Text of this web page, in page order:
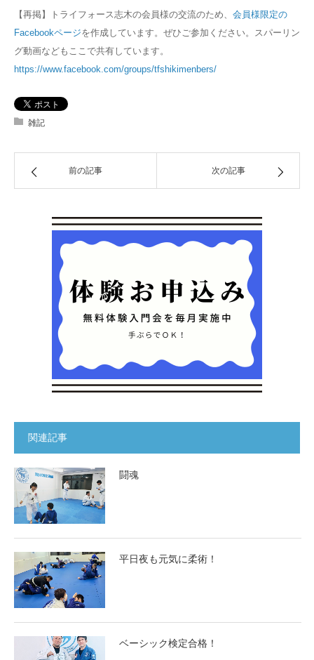
【再掲】トライフォース志木の会員様の交流のため、 会員様限定の
Facebookページを作成しています。ぜひご参加ください。スパーリン
グ動画などもここで共有しています。
https://www.facebook.com/groups/tfshikimenbers/
雑記
前の記事 次の記事
関連記事
闘魂
平日夜も元気に柔術！
ベーシック検定合格！